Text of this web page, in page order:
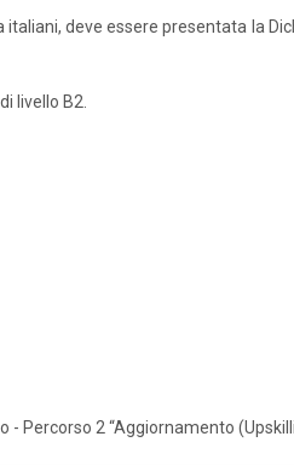
deve essere presentata la
livello B2.
- Percorso 2 “Aggiornamento